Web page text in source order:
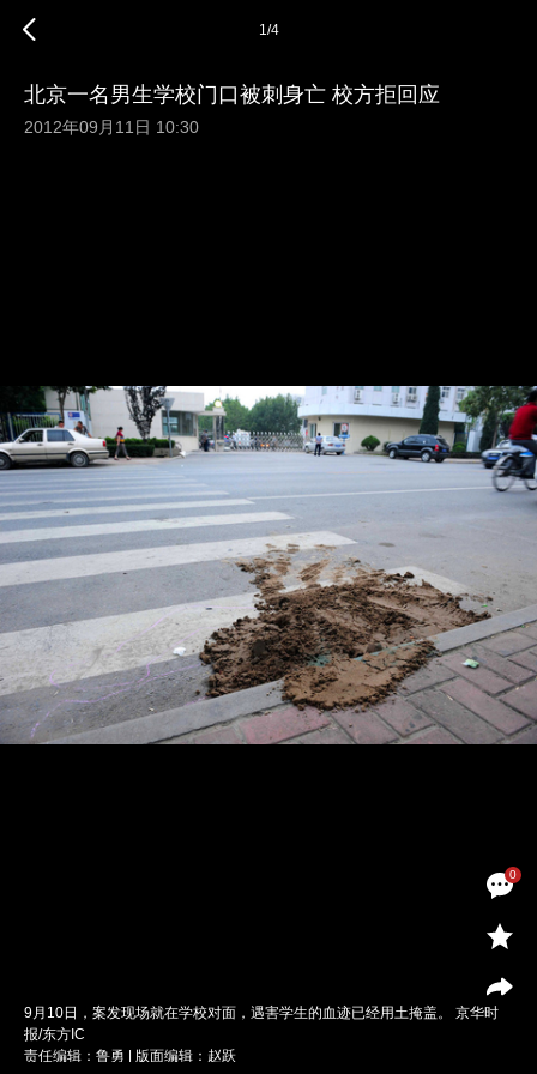
0
1/4
北京一名男生学校门口被刺身亡 校方拒回应
2012年09月11日 10:30
9月10日，案发现场就在学校对面，遇害学生的血迹已经用土掩盖。 京华时
报/东方IC
责任编辑：鲁勇 | 版面编辑：赵跃